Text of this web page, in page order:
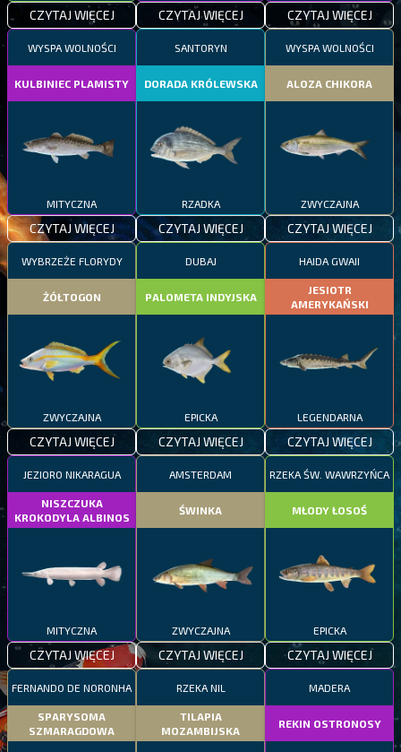
CZYTAJ WIĘCEJ CZYTAJ WIĘCEJ CZYTAJ WIĘCEJ
WYSPA WOLNOŚCI
KULBINIEC PLAMISTY
MITYCZNA
CZYTAJ WIĘCEJ
SANTORYN
DORADA KRÓLEWSKA
RZADKA
CZYTAJ WIĘCEJ
WYSPA WOLNOŚCI
ALOZA CHIKORA
ZWYCZAJNA
CZYTAJ WIĘCEJ
WYBRZEŻE FLORYDY
ŻÓŁTOGON
ZWYCZAJNA
CZYTAJ WIĘCEJ
DUBAJ
PALOMETA INDYJSKA
EPICKA
CZYTAJ WIĘCEJ
HAIDA GWAII
JESIOTR
AMERYKAŃSKI
LEGENDARNA
CZYTAJ WIĘCEJ
JEZIORO NIKARAGUA
NISZCZUKA
KROKODYLA ALBINOS
MITYCZNA
CZYTAJ WIĘCEJ
AMSTERDAM
ŚWINKA
ZWYCZAJNA
CZYTAJ WIĘCEJ
RZEKA ŚW. WAWRZYŃCA
MŁODY ŁOSOŚ
EPICKA
CZYTAJ WIĘCEJ
FERNANDO DE NORONHA
SPARYSOMA
SZMARAGDOWA
RZEKA NIL
TILAPIA
MOZAMBIJSKA
MADERA
REKIN OSTRONOSY